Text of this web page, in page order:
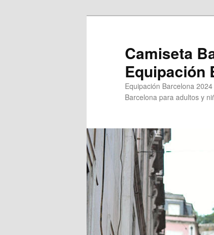
Camiseta
Equipación
Equipación Barcelona
Barcelona para adultos y